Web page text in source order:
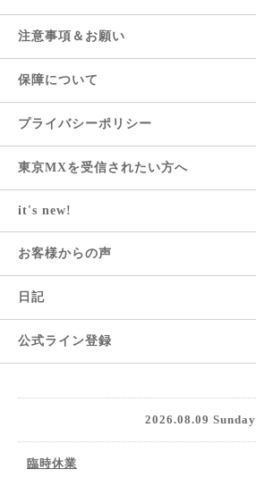
注意事項＆お願い
保障について
プライバシーポリシー
東京MXを受信されたい方へ
it's new!
お客様からの声
日記
公式ライン登録
2026.08.09 Sunday
臨時休業